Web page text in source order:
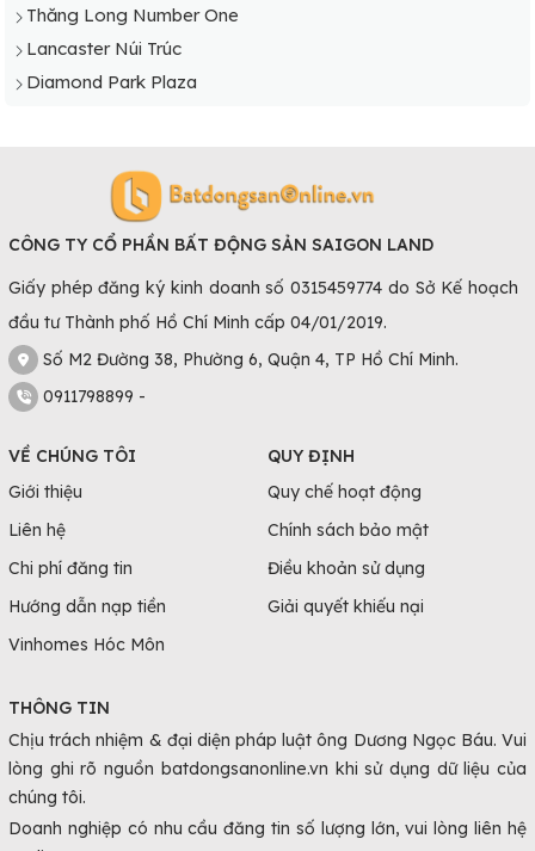
Thăng Long Number One
Lancaster Núi Trúc
Diamond Park Plaza
CÔNG TY CỔ PHẦN BẤT ĐỘNG SẢN SAIGON LAND
Giấy phép đăng ký kinh doanh số 0315459774 do Sở Kế hoạch
đầu tư Thành phố Hồ Chí Minh cấp 04/01/2019.
Số M2 Đường 38, Phường 6, Quận 4, TP Hồ Chí Minh.
0911798899 -
VỀ CHÚNG TÔI
Giới thiệu
Liên hệ
Chi phí đăng tin
Hướng dẫn nạp tiền
Vinhomes Hóc Môn
QUY ĐỊNH
Quy chế hoạt động
Chính sách bảo mật
Điều khoản sử dụng
Giải quyết khiếu nại
THÔNG TIN
Chịu trách nhiệm & đại diện pháp luật ông Dương Ngọc Báu. Vui
lòng ghi rõ nguồn batdongsanonline.vn khi sử dụng dữ liệu của
chúng tôi.
Doanh nghiệp có nhu cầu đăng tin số lượng lớn, vui lòng liên hệ